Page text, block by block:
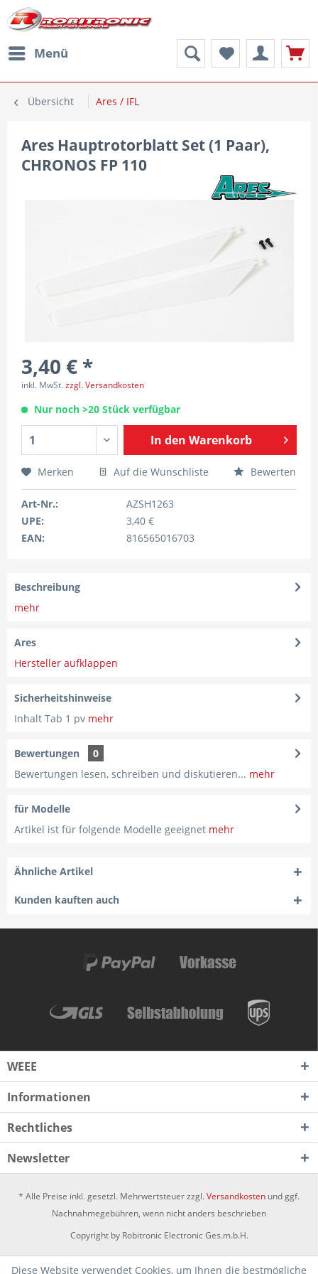
Menü
Übersicht Ares / IFL
Ares Hauptrotorblatt Set (1 Paar),
CHRONOS FP 110
3,40 € *
inkl. MwSt.zzgl. Versandkosten
Nur noch >20 Stück verfügbar
In den Warenkorb
Merken Auf die Wunschliste Bewerten
Art-Nr.:
AZSH1263
UPE:
3,40 €
EAN:
816565016703
Beschreibung
mehr
Ares
Hersteller aufklappen
Sicherheitshinweise
Inhalt Tab 1 pv mehr
Bewertungen
0
Bewertungen lesen, schreiben und diskutieren... mehr
für Modelle
Artikel ist für folgende Modelle geeignet mehr
Ähnliche Artikel
Kunden kauften auch
WEEE
Informationen
Rechtliches
Newsletter
* Alle Preise inkl. gesetzl. Mehrwertsteuer zzgl.Versandkosten und ggf.
Nachnahmegebühren, wenn nicht anders beschrieben
Copyright by Robitronic Electronic Ges.m.b.H.
Diese Website verwendet Cookies, um Ihnen die bestmögliche